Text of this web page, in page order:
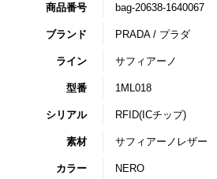
商品番号 bag-20638-1640067
ブランド PRADA / プラダ
ライン サフィアーノ
型番 1ML018
シリアル RFID(ICチップ)
素材 サフィアーノレザー
カラー NERO